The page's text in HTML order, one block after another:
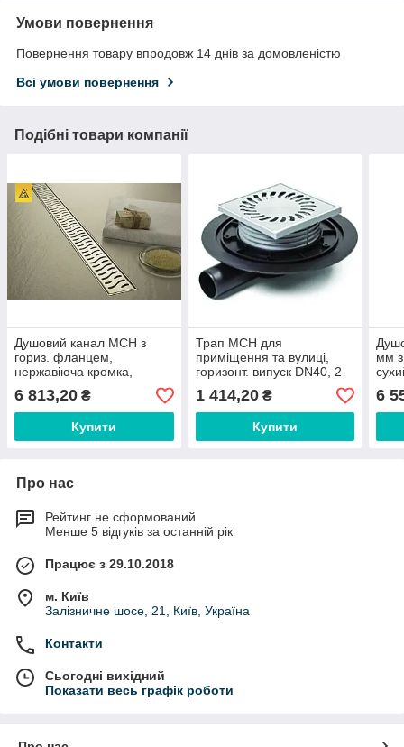
Умови повернення
Повернення товару впродовж 14 днів за домовленістю
Всі умови повернення
Подібні товари компанії
Душовий канал МСН з
гориз. фланцем,
нержавіюча кромка,
решітка Гармонія, сифон
DN40, h65 мм, L350 мм
CH-350НN1
6 813,20 ₴
Купити
Трап MCH для
приміщення та вулиці,
горизонт. випуск DN40, 2
сифони, нержавіюча
решітка 122х122 мм арт.
382 А
1 414,20₴
Купити
мм з
мм,
6
Про нас
Рейтинг не сформований
Менше 5 відгуків за останній рік
Працює з 29.10.2018
м. Київ
Залізничне шосе, 21, Київ, Україна
Контакти
Сьогодні вихідний
Показати весь графік роботи